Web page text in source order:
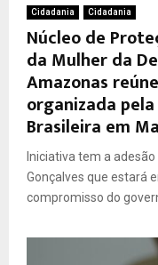
Cidadania Cidadania
Núcleo de
da Mulher da
Amazonas
organizada
Brasileira em
Iniciativa tem a
Gonçalves que estará
compromisso do